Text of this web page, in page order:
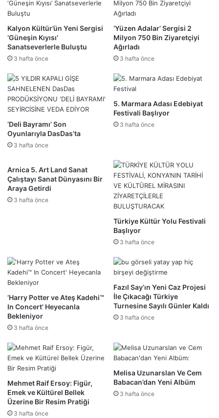
Kalyon Kültür’ün Yeni Sergisi
‘Güneşin Kıyısı’
Sanatseverlerle Buluştu
3 hafta önce
‘Yüzen Adalar’ Sergisi 2
Milyon 750 Bin Ziyaretçiyi
Ağırladı
3 hafta önce
‘Deli Bayramı’ Son
Oyunlarıyla DasDas’ta
3 hafta önce
5. Marmara Adası Edebiyat
Festivali Başlıyor
3 hafta önce
Arnica 5. Art Land Sanat
Çalıştayı Sanat Dünyasını Bir
Araya Getirdi
3 hafta önce
Türkiye Kültür Yolu Festivali
Başlıyor
3 hafta önce
‘Harry Potter ve Ateş Kadehi™
In Concert’ Heyecanla
Bekleniyor
3 hafta önce
Fazıl Say’ın Yeni Caz Projesi
İle Çıkacağı Türkiye
Turnesine Sayılı Günler Kaldı
3 hafta önce
Mehmet Raif Ersoy: Figür,
Emek ve Kültürel Bellek
Üzerine Bir Resim Pratiği
3 hafta önce
Melisa Uzunarslan Ve Cem
Babacan’dan Yeni Albüm
3 hafta önce